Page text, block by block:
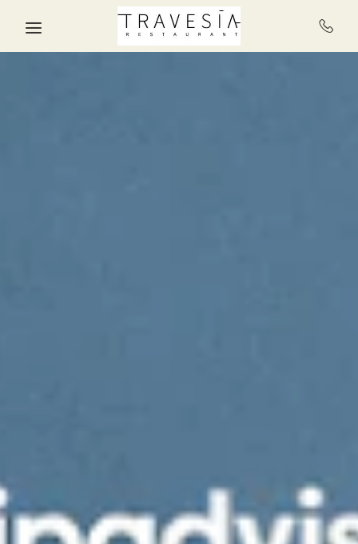
Skip to main content